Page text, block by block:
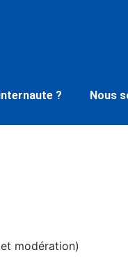
? Nous
modération)